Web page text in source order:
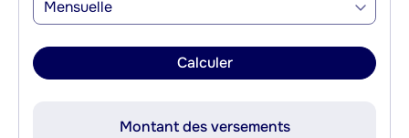
Mensuelle
Calculer
Montant des versements